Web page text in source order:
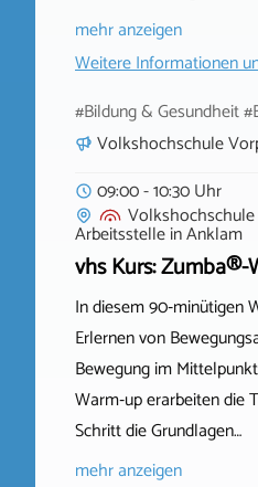
mehr anzeigen
Weitere Informationen
#Bildung & Gesundheit
Volkshochschule
09:00 - 10:30 Uhr
ArbeitsstelleinAnklam
vhs Kurs: Zumba®-
In diesem 90‑minütigen
Erlernen von
Bewegung im
Warm‑up erarbeiten die
Schritt die Grundlagen…
mehr anzeigen